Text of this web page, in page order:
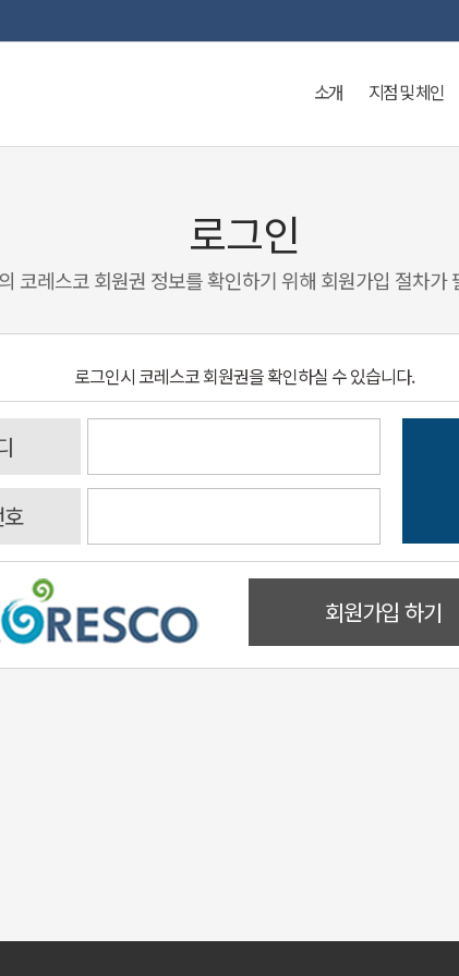
소개 지점 및 체인
로그인
코레스코 회원권 정보를 확인하기 위해 회원가입 절차가
로그인시 코레스코 회원권을 확인하실 수 있습니다.
회원가입 하기